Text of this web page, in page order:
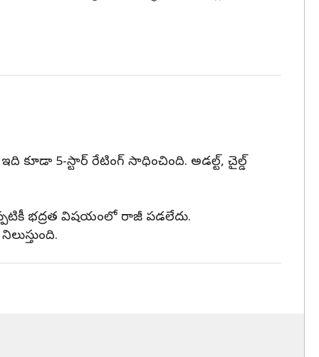
5-స్టార్ రేటింగ్ సాధించింది. అడల్ట్, చైల్డ్
భద్రత విషయంలో రాజీ పడలేదు.